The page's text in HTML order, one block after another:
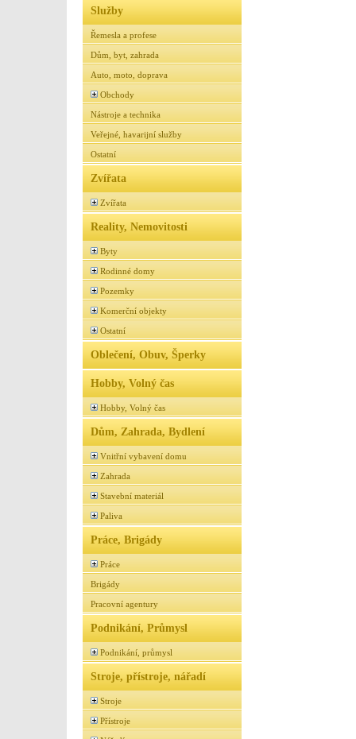
Služby
Řemesla a profese
Dům, byt, zahrada
Auto, moto, doprava
Obchody
Nástroje a technika
Veřejné, havarijní služby
Ostatní
Zvířata
Zvířata
Reality, Nemovitosti
Byty
Rodinné domy
Pozemky
Komerční objekty
Ostatní
Oblečení, Obuv, Šperky
Hobby, Volný čas
Hobby, Volný čas
Dům, Zahrada, Bydlení
Vnitřní vybavení domu
Zahrada
Stavební materiál
Paliva
Práce, Brigády
Práce
Brigády
Pracovní agentury
Podnikání, Průmysl
Podnikání, průmysl
Stroje, přístroje, nářadí
Stroje
Přístroje